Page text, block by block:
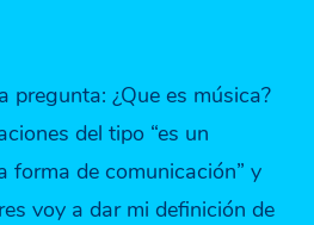
pregunta: ¿Que es música?
del tipo “es un
forma de comunicación” y
voy a dar mi definición de